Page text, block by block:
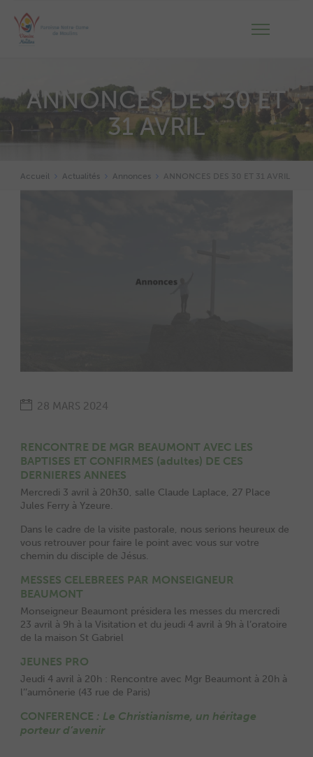
ANNONCES DES 30 ET
31 AVRIL
Accueil Actualités Annonces ANNONCES DES 30 ET 31 AVRIL
28 MARS 2024
RENCONTRE DE MGR BEAUMONT AVEC LES
BAPTISES ET CONFIRMES (adultes) DE CES
DERNIERES ANNEES
Mercredi 3 avril à 20h30, salle Claude Laplace, 27 Place
Jules Ferry à Yzeure.
Dans le cadre de la visite pastorale, nous serions heureux de
vous retrouver pour faire le point avec vous sur votre
chemin du disciple de Jésus.
MESSES CELEBREES PAR MONSEIGNEUR
BEAUMONT
Monseigneur Beaumont présidera les messes du mercredi
23 avril à 9h à la Visitation et du jeudi 4 avril à 9h à l’oratoire
de la maison St Gabriel
JEUNES PRO
Jeudi 4 avril à 20h : Rencontre avec Mgr Beaumont à 20h à
l’’aumônerie (43 rue de Paris)
CONFERENCE : Le Christianisme, un héritage
porteur d’avenir